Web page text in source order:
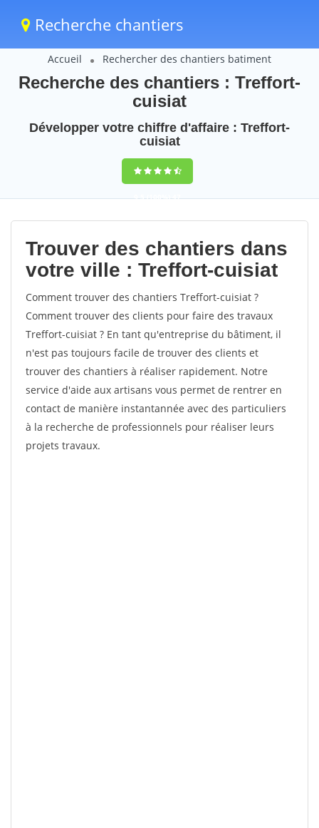
Recherche chantiers
Accueil Rechercher des chantiers batiment
Recherche des chantiers : Treffort-
cuisiat
Développer votre chiffre d'affaire : Treffort-
cuisiat
9,5(100%)47
votes
Trouver des chantiers dans
votre ville : Treffort-cuisiat
Comment trouver des chantiers Treffort-cuisiat ?
Comment trouver des clients pour faire des travaux
Treffort-cuisiat ? En tant qu'entreprise du bâtiment, il
n'est pas toujours facile de trouver des clients et
trouver des chantiers à réaliser rapidement. Notre
service d'aide aux artisans vous permet de rentrer en
contact de manière instantannée avec des particuliers
à la recherche de professionnels pour réaliser leurs
projets travaux.